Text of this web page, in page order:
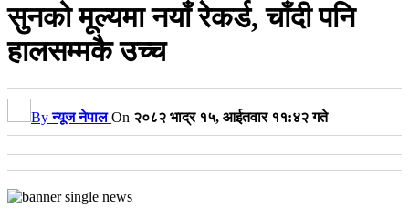
सुनको मूल्यमा नयाँ रेकर्ड, चाँदी पनि
हालसम्मकै उच्च
Byन्यूज नेपाल On २०८२ भाद्र १५, आईतवार ११:४२ गते